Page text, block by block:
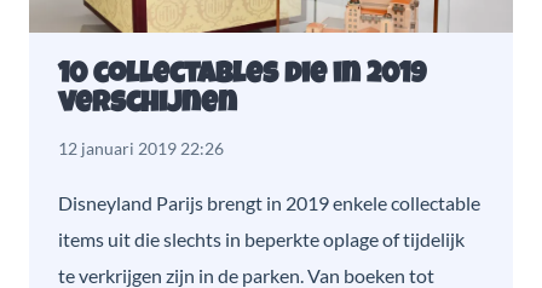
10 collectables die in 2019
verschijnen
12 januari 2019 22:26
Disneyland Parijs brengt in 2019 enkele collectable
items uit die slechts in beperkte oplage of tijdelijk
te verkrijgen zijn in de parken. Van boeken tot